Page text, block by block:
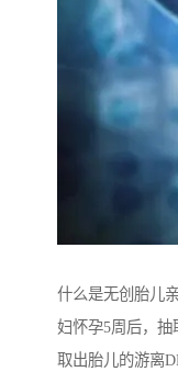
什么是无创胎儿
妇怀孕5周后，抽
取出胎儿的游离